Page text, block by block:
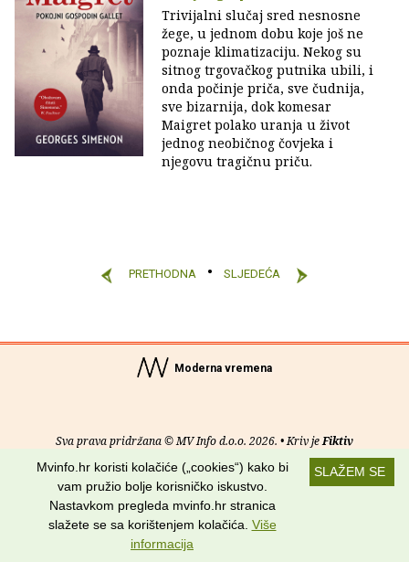
Trivijalni slučaj sred nesnosne
žege, u jednom dobu koje još ne
poznaje klimatizaciju. Nekog su
sitnog trgovačkog putnika ubili, i
onda počinje priča, sve čudnija,
sve bizarnija, dok komesar
Maigret polako uranja u život
jednog neobičnog čovjeka i
njegovu tragičnu priču.
PRETHODNA SLJEDEĆA
Moderna vremena
Sva prava pridržana © MV Info d.o.o. 2026. • Kriv jeFiktiv
Uvjeti korištenja RSS kanali
Potraži nas na:
SLAŽEM SE
Mvinfo.hr koristi kolačiće („cookies“) kako bi
vam pružio bolje korisničko iskustvo.
Nastavkom pregleda mvinfo.hr stranica
slažete se sa korištenjem kolačića. Više
informacija